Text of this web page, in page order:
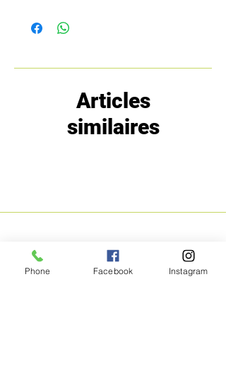
Articles
similaires
MENU
Boutique
POLITIQUE
Expéditions et
Phone Facebook Instagram